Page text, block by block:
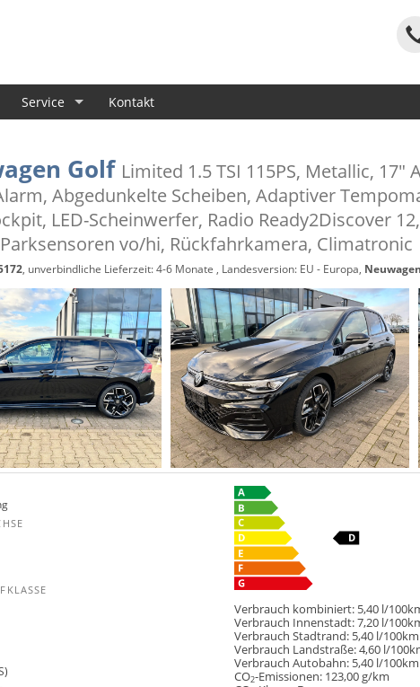
Service Kontakt
Golf Limited 1.5 TSI 115PS, Metallic, 17"
Abgedunkelte Scheiben, Adaptiver
LED-Scheinwerfer, Radio Ready2Discover
vo/hi, Rückfahrkamera, Climatronic
, unverbindliche Lieferzeit: 4-6 Monate , Landesversion: EU - Europa, Neuwagen
Verbrauch kombiniert: 5,40 l/
Verbrauch Innenstadt:7,20 l/
Verbrauch Stadtrand: 5,40 l/100km
Verbrauch Landstraße:4,60 l/
Verbrauch Autobahn: 5,40 l/100km
CO2-Emissionen: 123,00 g/km